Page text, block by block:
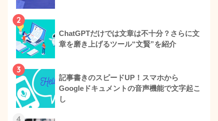
2
ChatGPTだけでは文章は不十分？さらに文
章を磨き上げるツール“文賢”を紹介
3
記事書きのスピードUP！スマホから
Googleドキュメントの音声機能で文字起こ
し